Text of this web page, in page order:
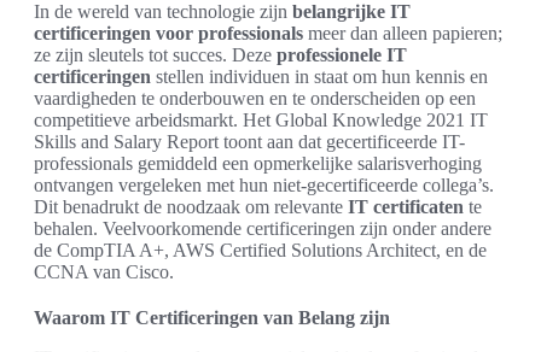
In de wereld van technologie zijn belangrijke IT
certificeringen voor professionals meer dan alleen papieren;
ze zijn sleutels tot succes. Deze professionele IT
certificeringen stellen individuen in staat om hun kennis en
vaardigheden te onderbouwen en te onderscheiden op een
competitieve arbeidsmarkt. Het Global Knowledge 2021 IT
Skills and Salary Report toont aan dat gecertificeerde IT-
professionals gemiddeld een opmerkelijke salarisverhoging
ontvangen vergeleken met hun niet-gecertificeerde collega’s.
Dit benadrukt de noodzaak om relevante IT certificaten te
behalen. Veelvoorkomende certificeringen zijn onder andere
de CompTIA A+, AWS Certified Solutions Architect, en de
CCNA van Cisco.
Waarom IT Certificeringen van Belang zijn